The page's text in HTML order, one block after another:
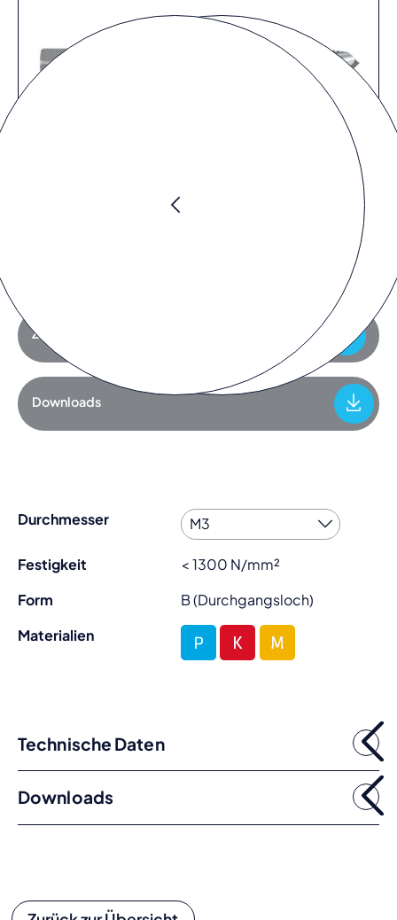
Zur Anfrageliste hinzufügen
Downloads
Durchmesser
Festigkeit
< 1300 N/mm²
Form
B (Durchgangsloch)
Materialien
Technische Daten
Downloads